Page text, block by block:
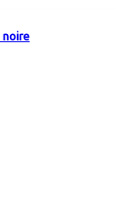
noire